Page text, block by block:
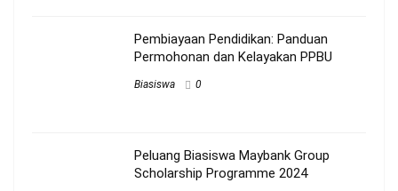
Pembiayaan Pendidikan: Panduan
Permohonan dan Kelayakan PPBU
Biasiswa 0
Peluang Biasiswa Maybank Group
Scholarship Programme 2024